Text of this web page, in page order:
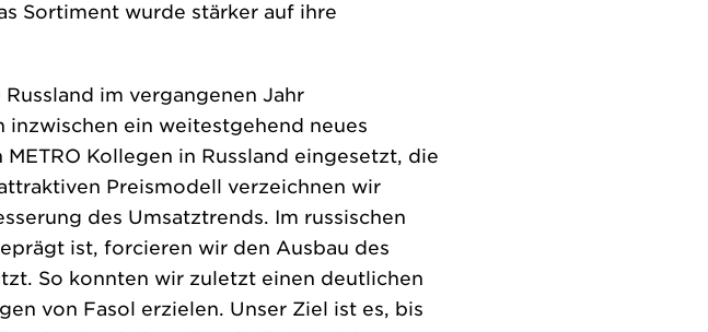
Sortiment wurde stärker auf ihre
im vergangenen Jahr
inzwischen ein weitestgehend neues
Kollegen in Russland eingesetzt, die
Preismodell verzeichnen wir
des Umsatztrends. Im russischen
ist, forcieren wir den Ausbau des
So konnten wir zuletzt einen deutlichen
von Fasol erzielen. Unser Ziel ist es, bis